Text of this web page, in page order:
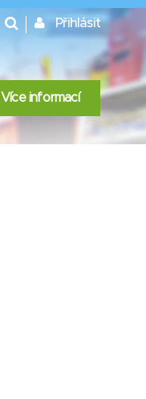
Přihlásit
Více informací